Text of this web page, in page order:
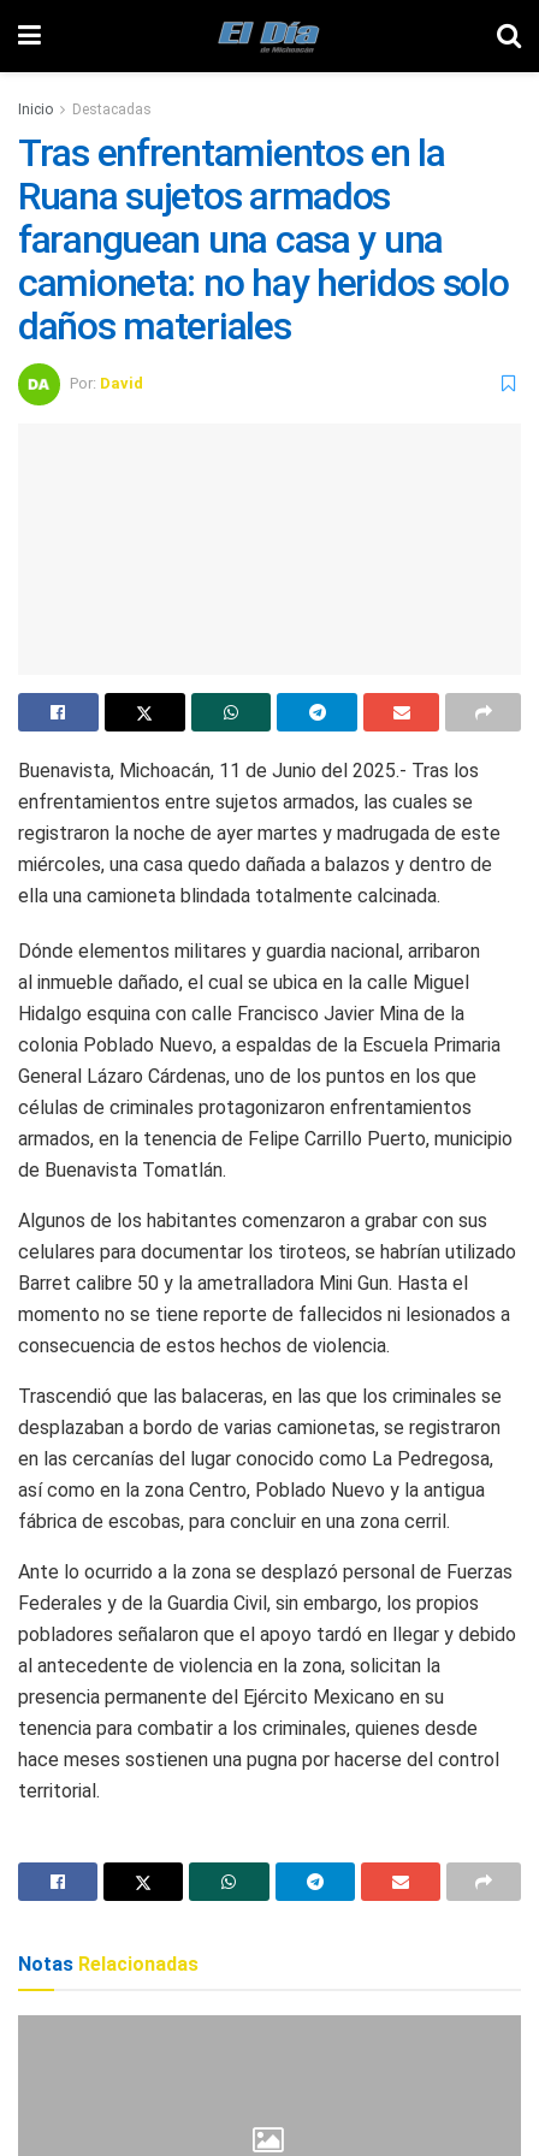
Inicio Destacadas
Tras enfrentamientos en la
Ruana sujetos armados
faranguean una casa y una
camioneta: no hay heridos solo
daños materiales
Por: David
Buenavista, Michoacán, 11 de Junio del 2025.- Tras los
enfrentamientos entre sujetos armados, las cuales se
registraron la noche de ayer martes y madrugada de este
miércoles, una casa quedo dañada a balazos y dentro de
ella una camioneta blindada totalmente calcinada.
Dónde elementos militares y guardia nacional, arribaron
al inmueble dañado, el cual se ubica en la calle Miguel
Hidalgo esquina con calle Francisco Javier Mina de la
colonia Poblado Nuevo, a espaldas de la Escuela Primaria
General Lázaro Cárdenas, uno de los puntos en los que
células de criminales protagonizaron enfrentamientos
armados, en la tenencia de Felipe Carrillo Puerto, municipio
de Buenavista Tomatlán.
Algunos de los habitantes comenzaron a grabar con sus
celulares para documentar los tiroteos, se habrían utilizado
Barret calibre 50 y la ametralladora Mini Gun. Hasta el
momento no se tiene reporte de fallecidos ni lesionados a
consecuencia de estos hechos de violencia.
Trascendió que las balaceras, en las que los criminales se
desplazaban a bordo de varias camionetas, se registraron
en las cercanías del lugar conocido como La Pedregosa,
así como en la zona Centro, Poblado Nuevo y la antigua
fábrica de escobas, para concluir en una zona cerril.
Ante lo ocurrido a la zona se desplazó personal de Fuerzas
Federales y de la Guardia Civil, sin embargo, los propios
pobladores señalaron que el apoyo tardó en llegar y debido
al antecedente de violencia en la zona, solicitan la
presencia permanente del Ejército Mexicano en su
tenencia para combatir a los criminales, quienes desde
hace meses sostienen una pugna por hacerse del control
territorial.
Notas Relacionadas